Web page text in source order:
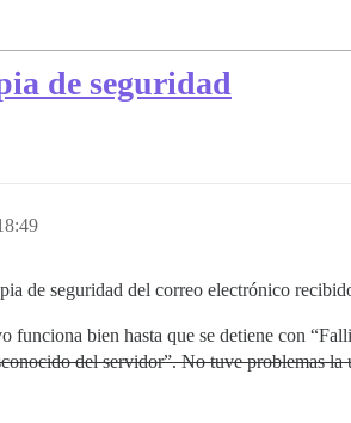
de seguridad
de seguridad del correo electrónico
bien hasta que se detiene con
del servidor”. No tuve problemas la